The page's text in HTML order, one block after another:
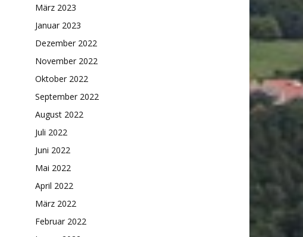
März 2023
Januar 2023
Dezember 2022
November 2022
Oktober 2022
September 2022
August 2022
Juli 2022
Juni 2022
Mai 2022
April 2022
März 2022
Februar 2022